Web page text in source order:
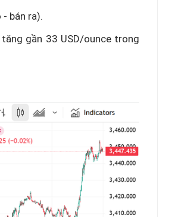
bán ra).
gần 33 USD/ounce trong
thu hút bác sĩ về trạm y
điều kiện để người dân
các dịch vụ y tế kỹ thuật
cao